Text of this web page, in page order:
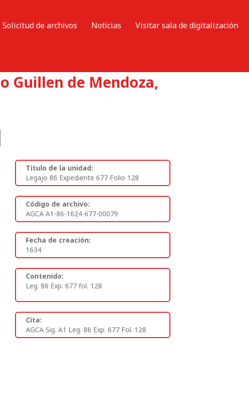
Solicitud de archivos Noticias
Visitar sala de digitalización
Guillen de Mendoza,
Titulo de la unidad:
Legajo 86 Expediente 677 Folio 128
Código de archivo:
AGCA A1-86-1624-677-00079
Fecha de creación:
1634
Contenido:
Leg. 86 Exp. 677 fol. 128
Cita:
AGCA Sig. A1 Leg. 86 Exp. 677 Fol. 128